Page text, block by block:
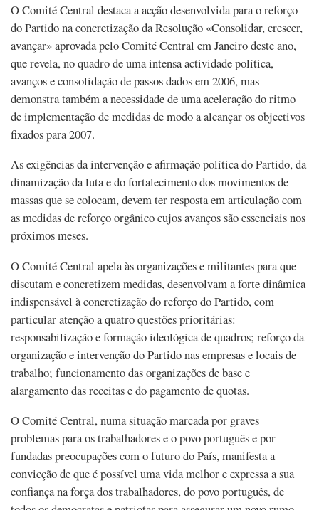
O Comité Central destaca a acção desenvolvida para o reforço
do Partido na concretização da Resolução «Consolidar, crescer,
avançar» aprovada pelo Comité Central em Janeiro deste ano,
que revela, no quadro de uma intensa actividade política,
avanços e consolidação de passos dados em 2006, mas
demonstra também a necessidade de uma aceleração do ritmo
de implementação de medidas de modo a alcançar os objectivos
fixados para 2007.
As exigências da intervenção e afirmação política do Partido, da
dinamização da luta e do fortalecimento dos movimentos de
massas que se colocam, devem ter resposta em articulação com
as medidas de reforço orgânico cujos avanços são essenciais nos
próximos meses.
O Comité Central apela às organizações e militantes para que
discutam e concretizem medidas, desenvolvam a forte dinâmica
indispensável à concretização do reforço do Partido, com
particular atenção a quatro questões prioritárias:
responsabilização e formação ideológica de quadros; reforço da
organização e intervenção do Partido nas empresas e locais de
trabalho; funcionamento das organizações de base e
alargamento das receitas e do pagamento de quotas.
O Comité Central, numa situação marcada por graves
problemas para os trabalhadores e o povo português e por
fundadas preocupações com o futuro do País, manifesta a
convicção de que é possível uma vida melhor e expressa a sua
confiança na força dos trabalhadores, do povo português, de